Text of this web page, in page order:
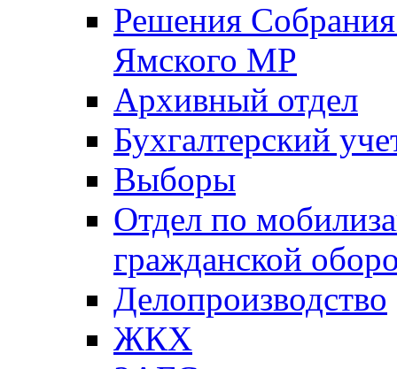
Решения
Ямского МР
Архивный отдел
Бухгалтерский
Выборы
Отдел по
гражданской
Делопроизводство
ЖКХ